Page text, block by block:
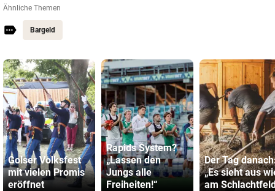
Ähnliche Themen
Bargeld
Golser Volksfest
mit vielen Promis
eröffnet
Rapids System?
„Lassen den
Jungs alle
Freiheiten!“
Der Tag
„Es sieht aus
am